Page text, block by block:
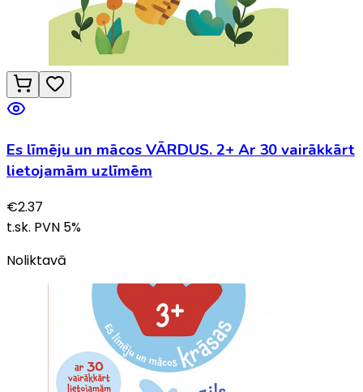
Es līmēju un mācos VĀRDUS. 2+ Ar 30 vairākkārt
lietojamām uzlīmēm
€2.37
t.sk. PVN 5%
Noliktavā